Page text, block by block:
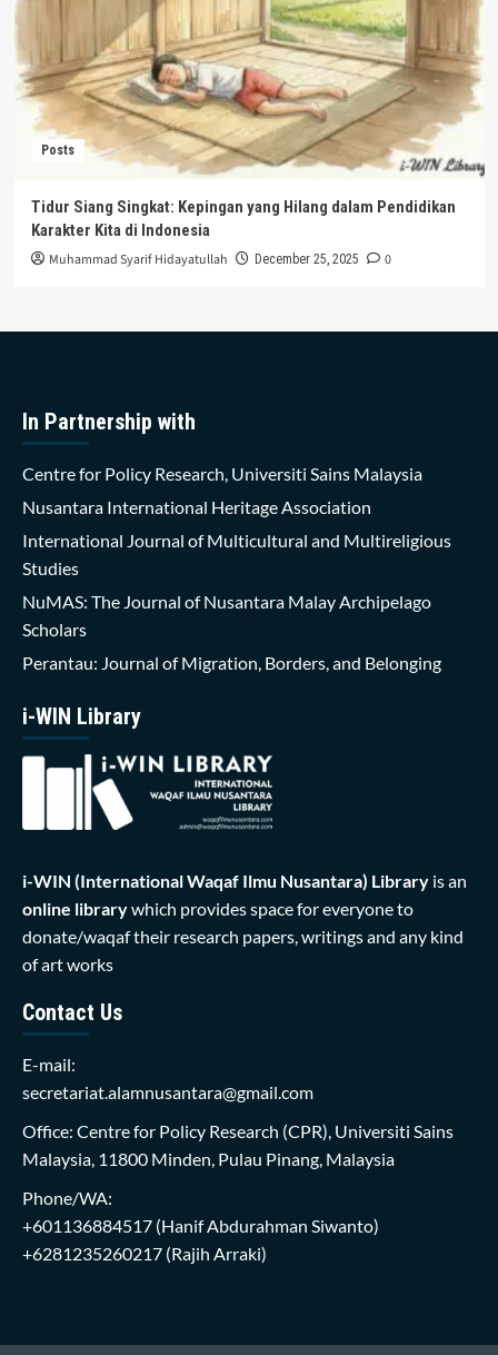
Posts
Tidur Siang Singkat: Kepingan yang Hilang dalam Pendidikan
Karakter Kita di Indonesia
Muhammad Syarif Hidayatullah December 25, 2025 0
In Partnership with
Centre for Policy Research, Universiti Sains Malaysia
Nusantara International Heritage Association
International Journal of Multicultural and Multireligious
Studies
NuMAS: The Journal of Nusantara Malay Archipelago
Scholars
Perantau: Journal of Migration, Borders, and Belonging
i-WIN Library
i-WIN (International Waqaf Ilmu Nusantara) Library is an
online librarywhich provides space for everyone to
donate/waqaf their research papers, writings and any kind
of art works
Contact Us
E-mail:
secretariat.alamnusantara@gmail.com
Office: Centre for Policy Research (CPR), Universiti Sains
Malaysia, 11800 Minden, Pulau Pinang, Malaysia
Phone/WA:
+601136884517 (Hanif Abdurahman Siwanto)
+6281235260217 (Rajih Arraki)